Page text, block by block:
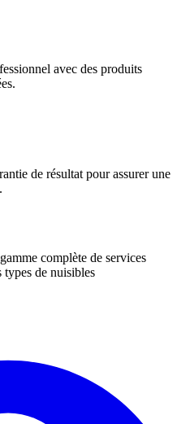
avec des produits
de résultat pour assurer une
complète de services
de nuisibles